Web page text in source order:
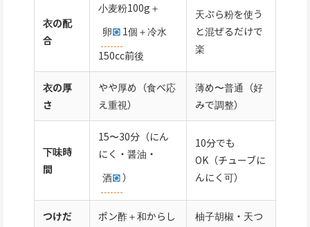
衣の配
合
小麦粉100g＋
卵
1個＋冷水
150cc前後
天ぷら粉を使う
と混ぜるだけで
楽
衣の厚
さ
やや厚め（食べ応
え重視）
薄め〜普通（好
みで調整）
下味時
間
15〜30分（にん
にく・醤油・
酒
）
10分でも
OK（チューブに
んにく可）
つけだ
ポン酢＋和からし
柚子胡椒・天つ